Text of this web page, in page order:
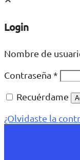
Login
Nombre de
Contraseña *
Recuérdame
¿Olvidaste la